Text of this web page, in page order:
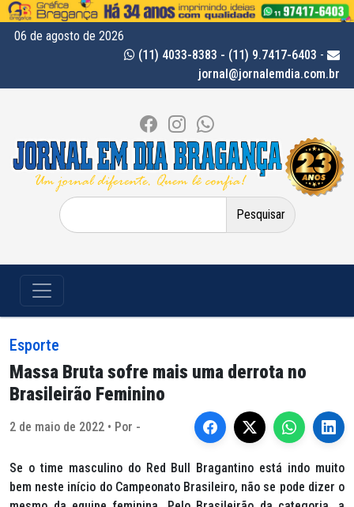
06 de agosto de 2026
(11) 4033-8383 - (11) 9.7417-6403 -
jornal@jornalemdia.com.br
Pesquisar
por:
Esporte
Massa Bruta sofre mais uma derrota no
Brasileirão Feminino
2 de maio de 2022 • Por -
Se o time masculino do Red Bull Bragantino está indo muito
bem neste início do Campeonato Brasileiro, não se pode dizer o